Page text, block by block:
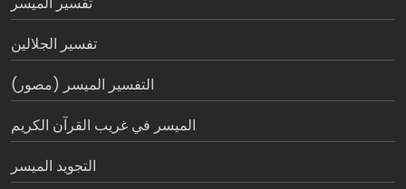
تفسير الجلالين
التفسير الميسر (مصور)
الميسر في غريب القرآن الكريم
التجويد الميسر